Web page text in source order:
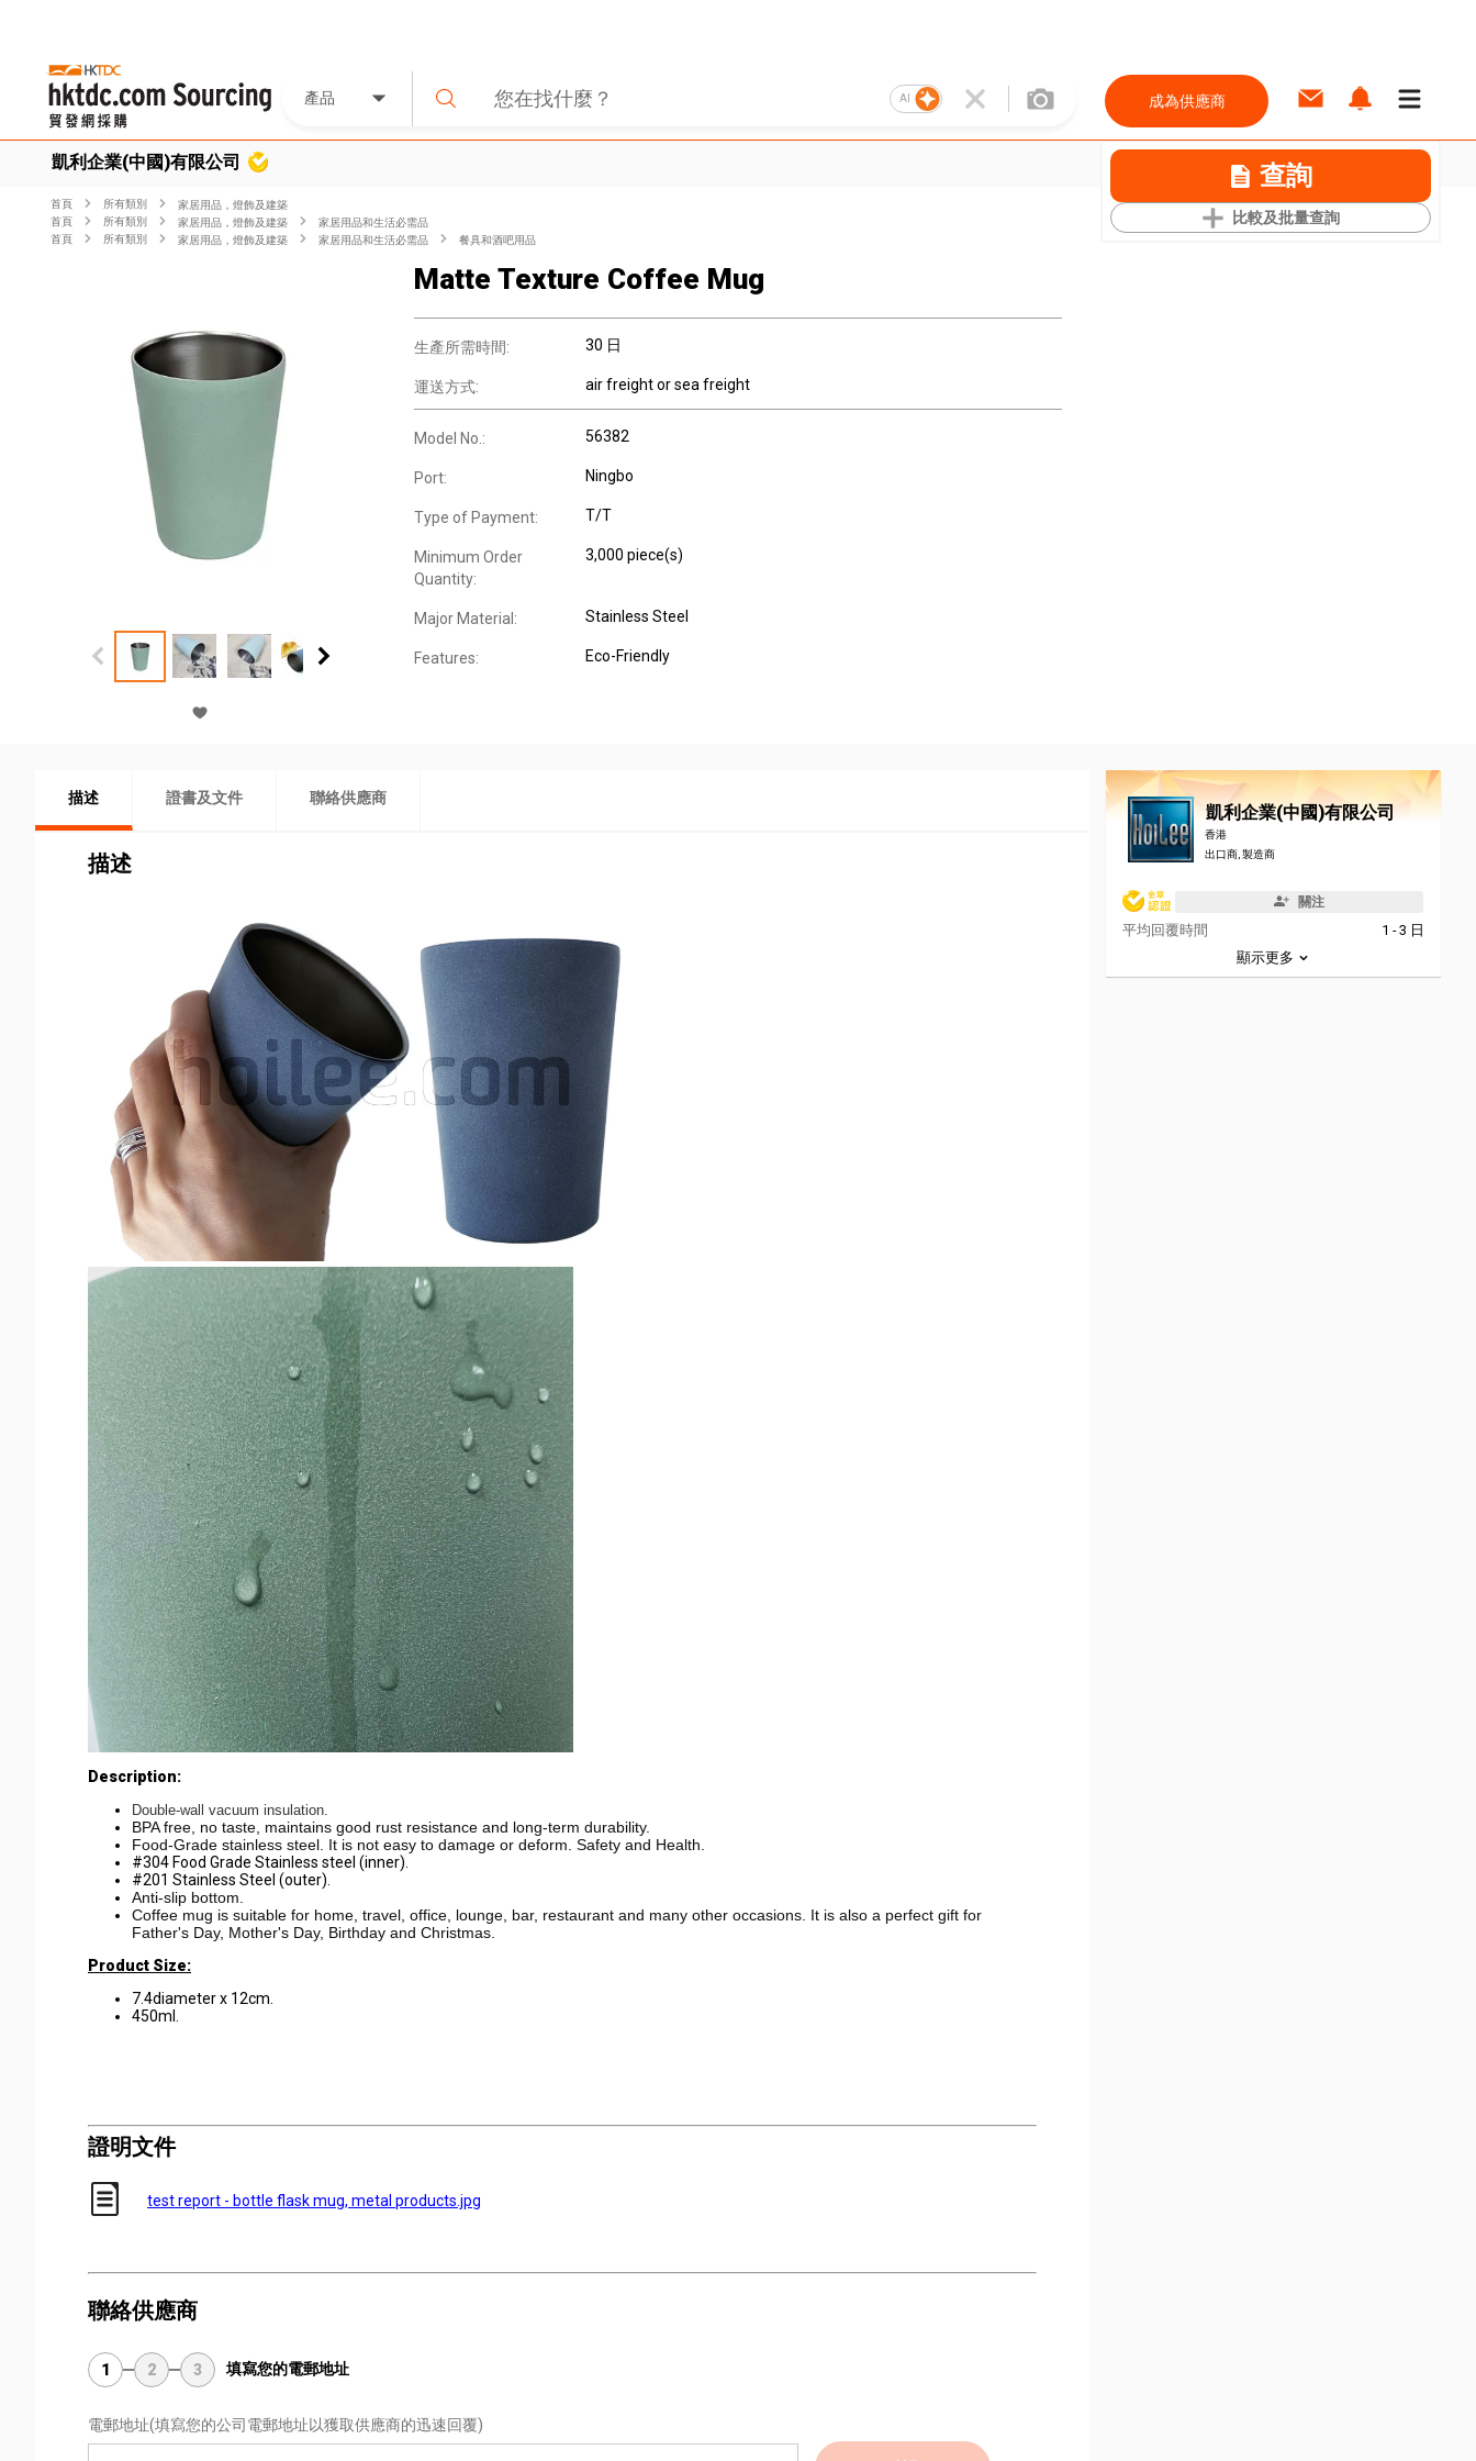
產品 AI 成為供應商
凱利企業(中國)有限公司 查詢
比較及批量查詢
首頁 所有類別
家居用品，燈飾及建築
首頁
所有類別 家居用品，燈飾及建築
家居用品和生活必需品
首頁
所有類別 家居用品，燈飾及建築 家居用品和生活必需品 餐具和酒吧用品
Matte Texture Coffee Mug
生產所需時間: 30 日
運送方式: air freight or sea freight
Model No.: 56382
Port: Ningbo
Type of Payment: T/T
Minimum Order
Quantity:
3,000 piece(s)
Major Material: Stainless Steel
Features: Eco-Friendly
描述 證書及文件 聯絡供應商
描述
Description:
Double-wall vacuum insulation.
BPA free, no taste, maintains good rust resistance and long-term durability.
Food-Grade stainless steel. It is not easy to damage or deform. Safety and Health.
#304 Food Grade Stainless steel (inner).
#201 Stainless Steel (outer).
Anti-slip bottom.
Coffee mug is suitable for home, travel, office, lounge, bar, restaurant and many other occasions. It is also a perfect gift for
Father's Day, Mother's Day, Birthday and Christmas.
Product Size:
7.4diameter x 12cm.
450ml.
證明文件
test report - bottle flask mug, metal products.jpg
聯絡供應商
1 2 3 填寫您的電郵地址
電郵地址(填寫您的公司電郵地址以獲取供應商的迅速回覆)
凱利企業(中國)有限公司
香港
出口商, 製造商
關注
平均回覆時間
1 - 3 日
顯示更多